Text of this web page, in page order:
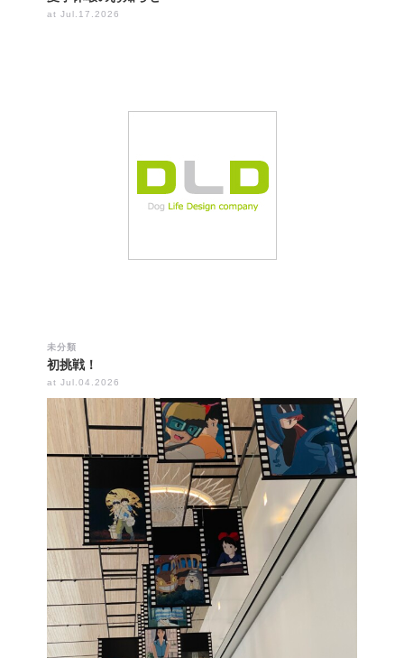
at Jul.17.2026
未分類
初挑戦！
at Jul.04.2026